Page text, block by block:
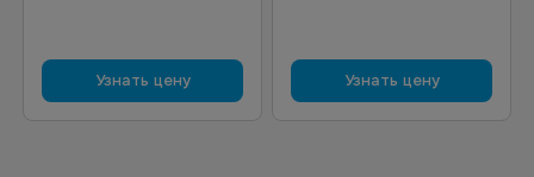
Узнать цену Узнать цену